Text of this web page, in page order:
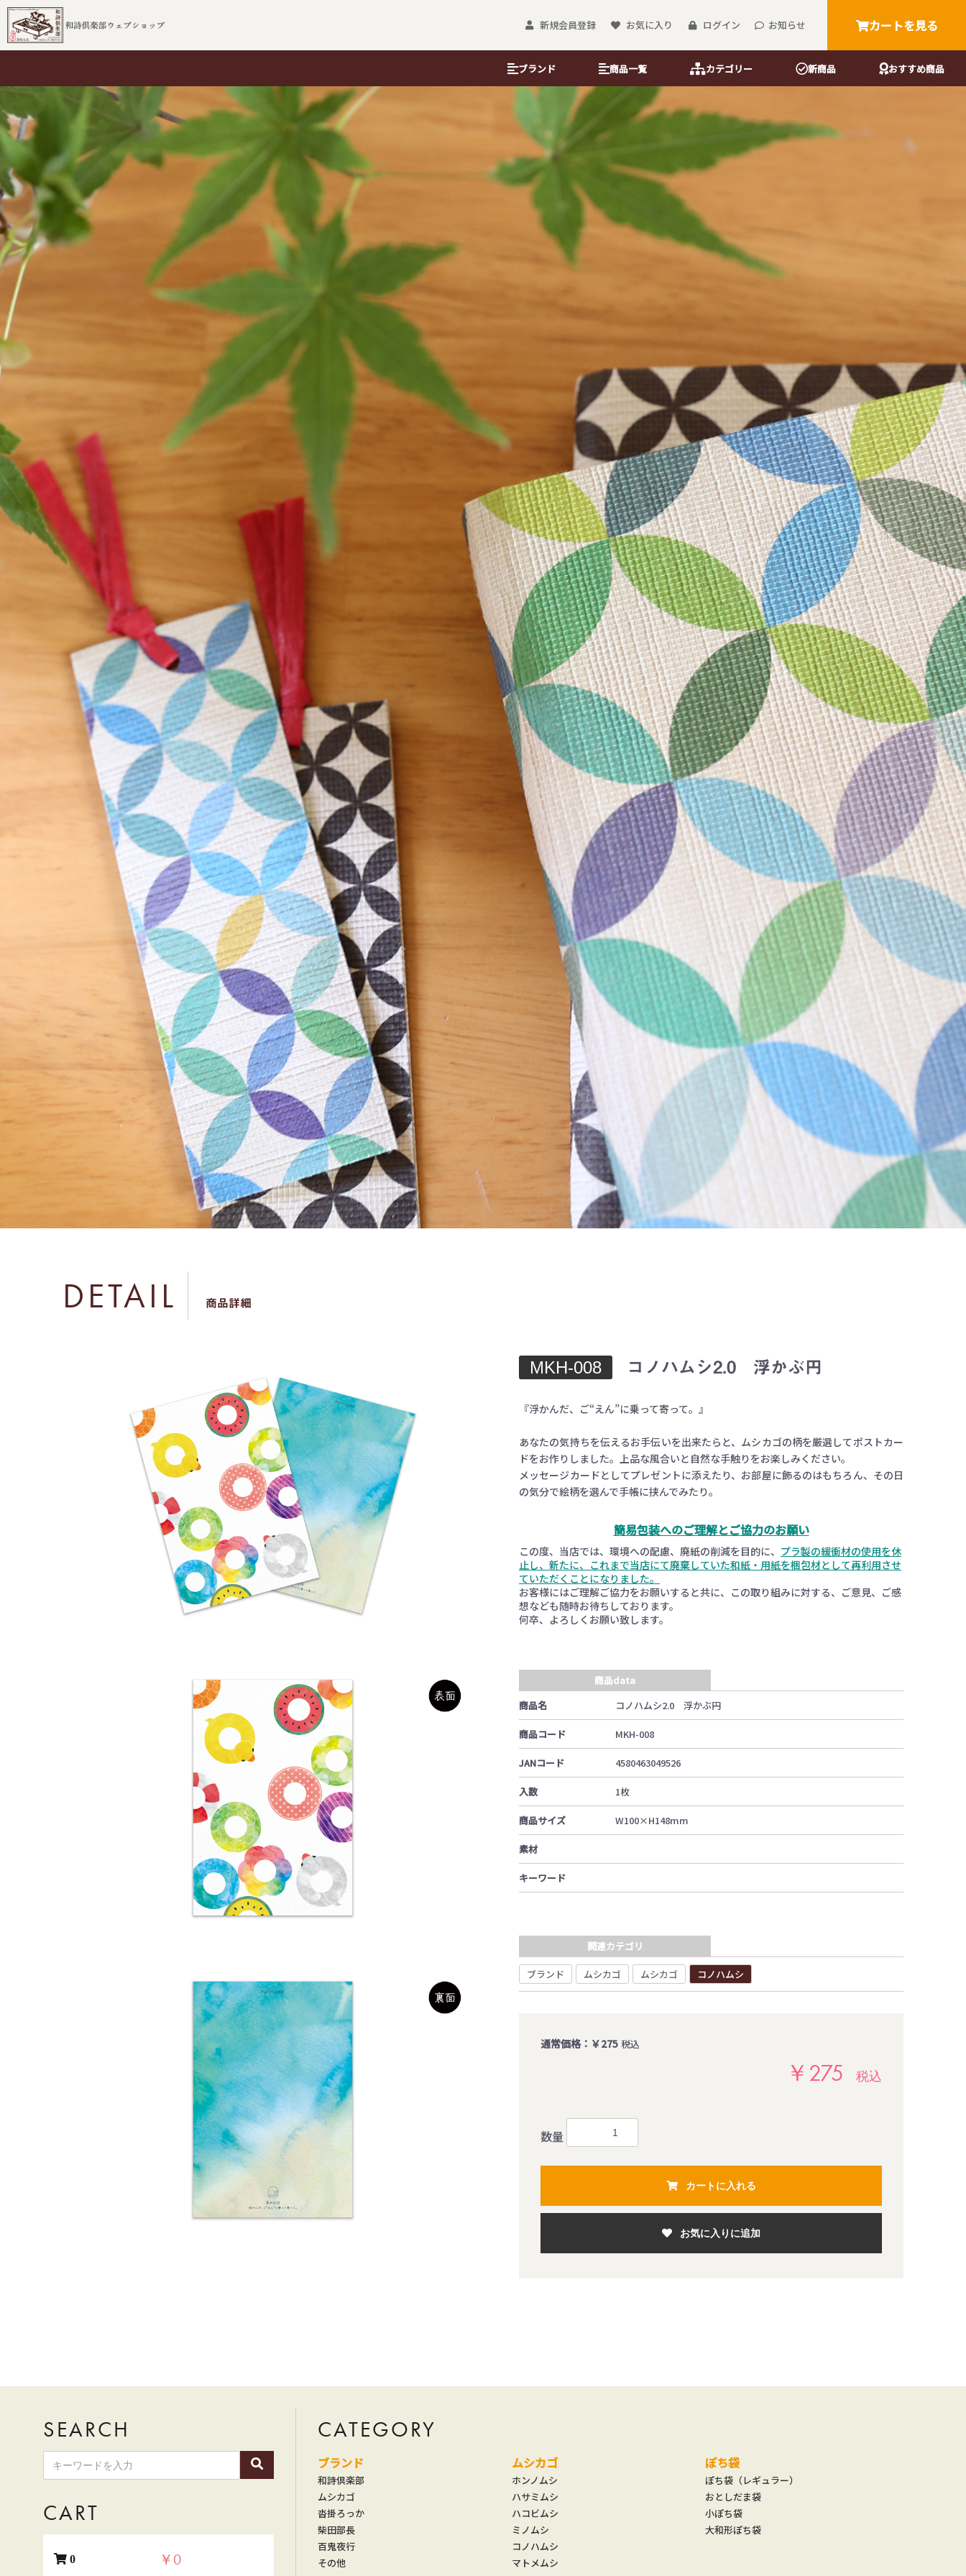
新規会員登録 お気に入り ログイン お知らせ カートを見る
ブランド
和詩倶楽部 ムシカゴ ＆B KYOTO
商品一覧 カテゴリー
ブランド
和詩倶楽部
ムシカゴ
沓掛ろっか
柴田部長
百鬼夜行
その他
ホンノムシ
ハサミムシ
ハコビムシ
ミノムシ
コノハムシ
マトメムシ
のし袋・金封
のし袋
京友禅金彩たとう紙
金藝遠州袋
箸・楊枝
御前御膳箸
敷紙
御前御敷紙
桐箱入りの一筆箋
桐箱一筆箋
桐箱吉兆箋
桐箱花鳥箋
懐紙
懐紙入れ
懐柄紙
金彩懐紙
書包み（文庫判）
栞
マスキングテープ
御朱印帳
御朱印帳
便箋
ふたこと箋
みこと箋
徒然箋
方丈箋
みやこ草一筆箋
一筆其の先箋（たて型）
一筆此の先箋（よこ型）
ことの葉はがき単品
ことの葉はがきセット
めでたはがき
招福 御年賀はがき
扇子・うちわ
小丸うちわ
紙扇
紙扇 七寸五分
紙扇 六寸五分
包み香いろは
包み香セット
徳用品・セット品
セット品
徳用品
和紙小物
御池奉書 京八千代紙
遊便切手
御見おさえ紙
その他
襟・蝶ネクタイ ギフト包装
新商品 おすすめ商品
DETAIL 商品詳細
MKH-008 コノハムシ2.0 浮かぶ円
『浮かんだ、ご“えん”に乗って寄って。』
あなたの気持ちを伝えるお手伝いを出来たらと、ムシカゴの柄を厳選してポストカー
ドをお作りしました。上品な風合いと自然な手触りをお楽しみください。
メッセージカードとしてプレゼントに添えたり、お部屋に飾るのはもちろん、その日
の気分で絵柄を選んで手帳に挟んでみたり。
簡易包装へのご理解とご協力のお願い
この度、当店では、環境への配慮、廃紙の削減を目的に、 プラ製の緩衝材の使用を休
止し、新たに、これまで当店にて廃棄していた和紙・用紙を梱包材として再利用させ
ていただくことになりました。
お客様にはご理解ご協力をお願いすると共に、この取り組みに対する、ご意見、ご感
想なども随時お待ちしております。
何卒、よろしくお願い致します。
商品data
商品名
コノハムシ2.0 浮かぶ円
商品コード MKH-008
JANコード 4580463049526
入数 1枚
商品サイズ W100×H148mm
素材
キーワード
関連カテゴリ
ブランド ムシカゴ ムシカゴ コノハムシ
通常価格：￥275 税込
￥275 税込
数量
カートに入れる
お気に入りに追加
お買い物を続ける カートへ進む
SEARCH
CART
0 ￥0
CATEGORY
ブランド
和詩倶楽部
ムシカゴ
沓掛ろっか
柴田部長
百鬼夜行
その他
ムシカゴ
ホンノムシ
ハサミムシ
ハコビムシ
ミノムシ
コノハムシ
マトメムシ
ぽち袋
ぽち袋（レギュラー）
おとしだま袋
小ぽち袋
大和形ぽち袋